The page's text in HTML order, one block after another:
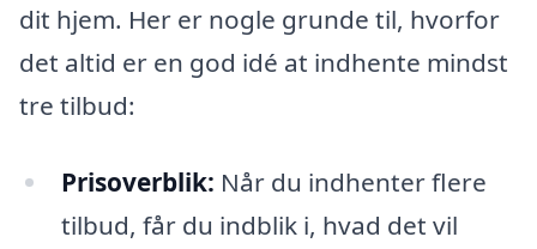
dit hjem. Her er nogle grunde til, hvorfor
det altid er en god idé at indhente mindst
tre tilbud:
Prisoverblik: Når du indhenter flere
tilbud, får du indblik i, hvad det vil